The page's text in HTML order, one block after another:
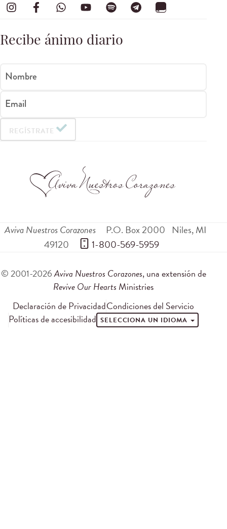
Recibe ánimo diario
Nombre
Email
REGÍSTRATE
Aviva Nuestros Corazones P.O. Box 2000 Niles,MI
49120
1-800-569-5959
© 2001-2026Aviva Nuestros Corazones, una extensión de
Revive Our Hearts Ministries
Declaración de PrivacidadCondiciones del Servicio
Políticas de accesibilidad SELECCIONA UN IDIOMA